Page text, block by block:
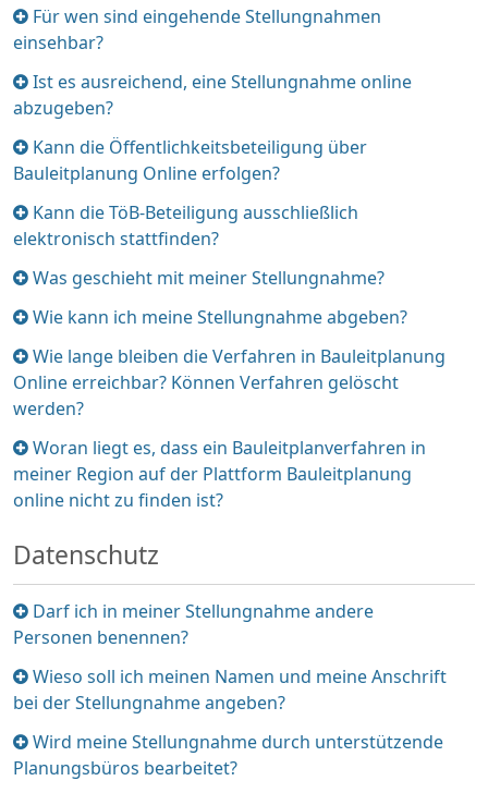
Element
ein-/ausklappen
einsehbar?
Element
ein-/ausklappen
abzugeben?
Element
ein-/ausklappen
Bauleitplanung Online erfolgen?
Element
ein-/ausklappen
elektronisch stattfinden?
Element
Was geschieht mit meiner Stellungnahme?
Element
Wie kann ich meine Stellungnahme abgeben?
Element
ein-/ausklappen
Online erreichbar? Können Verfahren gelöscht
werden?
Element
ein-/ausklappen
meiner Region auf der Plattform Bauleitplanung
online nicht zu finden ist?
Datenschutz
Element
ein-/ausklappen
Personen benennen?
Element
ein-/ausklappen
bei der Stellungnahme angeben?
Element
ein-/ausklappen
Planungsbüros bearbeitet?